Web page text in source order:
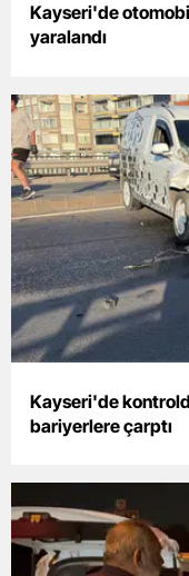
Kayseri'de
yaralandı
Kayseri'de
bariyerlere çarptı